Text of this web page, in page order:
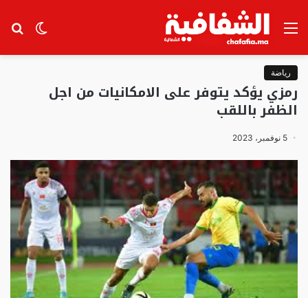
الوضع
القائمة
رياضة
رمزي يؤكد يتوفر على الامكانيات من اجل
الظفر باللقب
5 نوفمبر، 2023